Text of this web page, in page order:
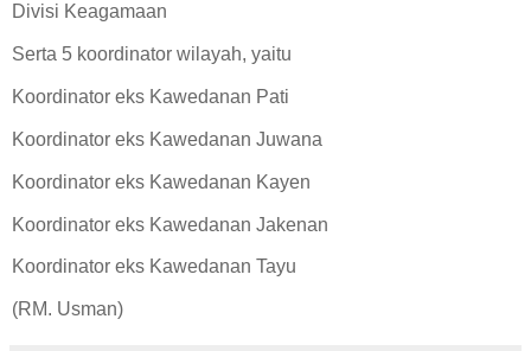
Divisi Keagamaan
Serta 5 koordinator wilayah, yaitu
Koordinator eks Kawedanan Pati
Koordinator eks Kawedanan Juwana
Koordinator eks Kawedanan Kayen
Koordinator eks Kawedanan Jakenan
Koordinator eks Kawedanan Tayu
(RM. Usman)